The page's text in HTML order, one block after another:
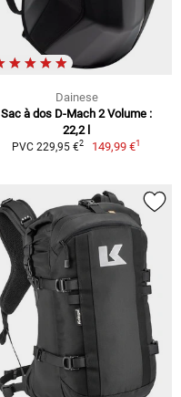
Dainese
Sac à dos D-Mach 2 Volume :
22,2 l
PVC 229,95 €2 149,99 €1